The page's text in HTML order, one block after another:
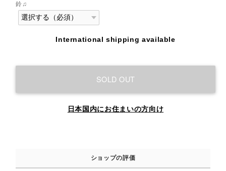
鈴♫
International shipping available
SOLD OUT
日本国内にお住まいの方向け
ショップの評価